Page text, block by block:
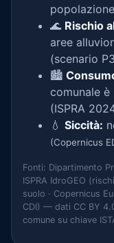
🌊 Rischio
aree
(scenario
🏙️
comunale
(ISPRA
💧 Siccità:
(Copernicus
Fonti: Dipartimento
ISPRA IdroGEO
suolo · Copernicus
CDI) — dati CC BY
comune su chiave